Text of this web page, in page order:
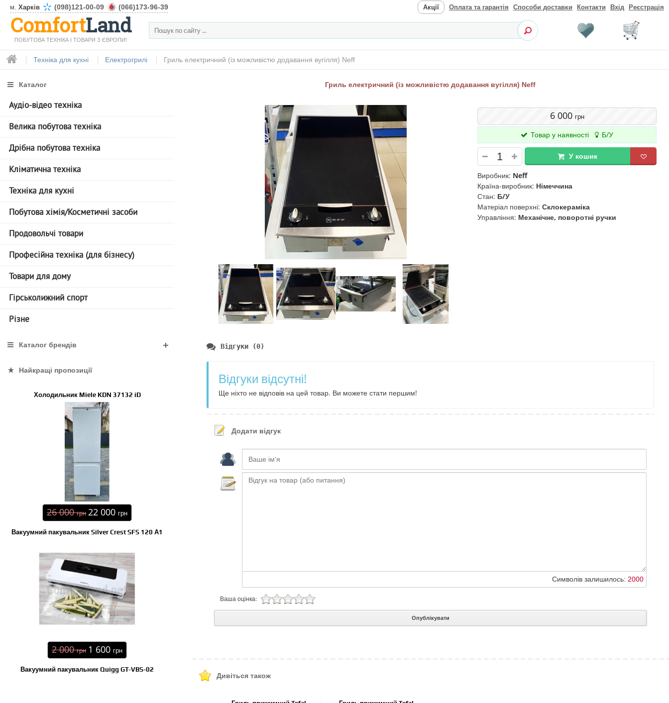
м. Харків (098)121-00-09 (066)173-96-39 Акції Оплата та гарантія Способи доставки Контакти Вхід Реєстрація
ComfortLand
ПОБУТОВА ТЕХНІКА І ТОВАРИ З ЄВРОПИ!
Техніка для кухні Електрогрилі Гриль електричний (із можливістю додавання вугілля) Neff
Гриль електричний (із можливістю додавання вугілля) Neff
6 000 грн
Товар у наявності Б/У
У кошик
Виробник: Neff
Країна-виробник: Німеччина
Стан: Б/У
Матеріал поверхні: Склокераміка
Управління: Механічне, поворотні ручки
Відгуки (0)
Відгуки відсутні!
Ще ніхто не відповів на цей товар. Ви можете стати першим!
Додати відгук
Символів залишилось: 2000
Ваша оцінка:
Опублікувати
Дивіться також
Каталог
Аудіо-відео техніка
Велика побутова техніка
Дрібна побутова техніка
Кліматична техніка
Техніка для кухні
Побутова хімія/Косметичні засоби
Продовольчі товари
Професійна техніка (для бізнесу)
Товари для дому
Гірськолижний спорт
Різне
Каталог брендів
Найкращі пропозиції
Холодильник Miele KDN 37132 iD
26 000грн 22 000 грн
Вакуумний пакувальник Silver Crest SFS 120 А1
2 000грн 1 600 грн
Вакуумний пакувальник Quigg GT-VBS-02